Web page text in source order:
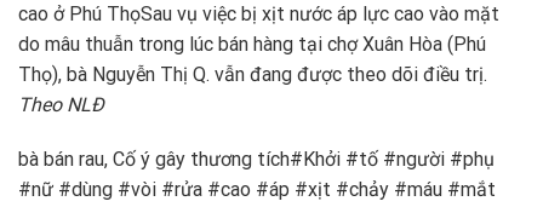
cao ở Phú ThọSau vụ việc bị xịt nước áp lực cao vào mặt
do mâu thuẫn trong lúc bán hàng tại chợ Xuân Hòa (Phú
Thọ), bà Nguyễn Thị Q. vẫn đang được theo dõi điều trị.
Theo NLĐ
bà bán rau, Cố ý gây thương tích#Khởi #tố #người #phụ
#nữ #dùng #vòi #rửa #cao #áp #xịt #chảy #máu #mắt